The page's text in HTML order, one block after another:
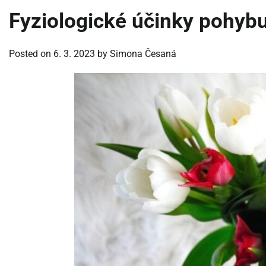
Fyziologické účinky
Posted on 6. 3. 2023 by Simona Česaná